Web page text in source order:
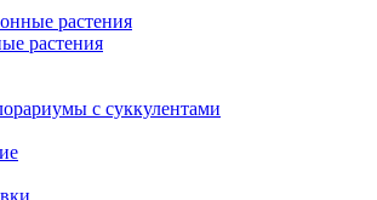
растения
растения
с суккулентами